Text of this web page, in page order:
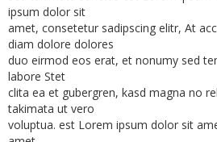
ipsum dolor sit
amet, consetetur sadipscing elitr, At
diam dolore dolores
duo eirmod eos erat, et nonumy sed
labore Stet
clita ea et gubergren, kasd magna no
takimata ut vero
voluptua. est Lorem ipsum dolor sit